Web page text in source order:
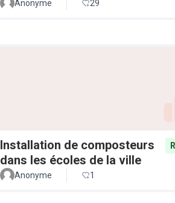
Anonyme 29
Installation de composteurs
dans les écoles de la ville
Anonyme 1